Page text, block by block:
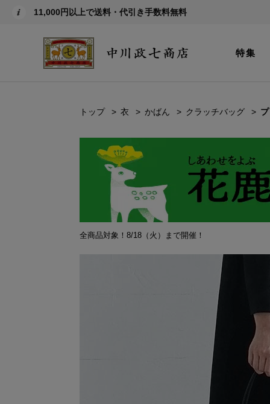
11,000円以上で送料・代引き手数料無料
特集
トップ 衣 かばん クラッチバッグ
全商品対象！8/18（火）まで開催！